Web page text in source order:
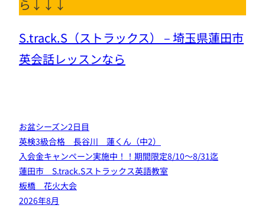
ら↓↓↓
S.track.S（ストラックス） – 埼玉県蓮田市
英会話レッスンなら
お盆シーズン2日目
英検3級合格 長谷川 蓮くん（中2）
入会金キャンペーン実施中！！期間限定8/10～8/31迄
蓮田市 S.track.Sストラックス英語教室
板橋 花火大会
2026年8月